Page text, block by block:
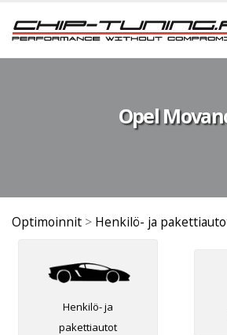
Opel
Optimoinnit > Henkilö- ja
Henkilö- ja
pakettiautot